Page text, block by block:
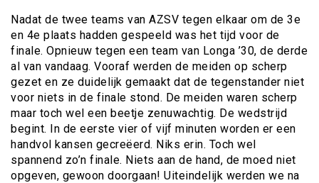
Nadat de twee teams van AZSV tegen elkaar om de 3e
en 4e plaats hadden gespeeld was het tijd voor de
finale. Opnieuw tegen een team van Longa ’30, de derde
al van vandaag. Vooraf werden de meiden op scherp
gezet en ze duidelijk gemaakt dat de tegenstander niet
voor niets in de finale stond. De meiden waren scherp
maar toch wel een beetje zenuwachtig. De wedstrijd
begint. In de eerste vier of vijf minuten worden er een
handvol kansen gecreëerd. Niks erin. Toch wel
spannend zo’n finale. Niets aan de hand, de moed niet
opgeven, gewoon doorgaan! Uiteindelijk werden we na